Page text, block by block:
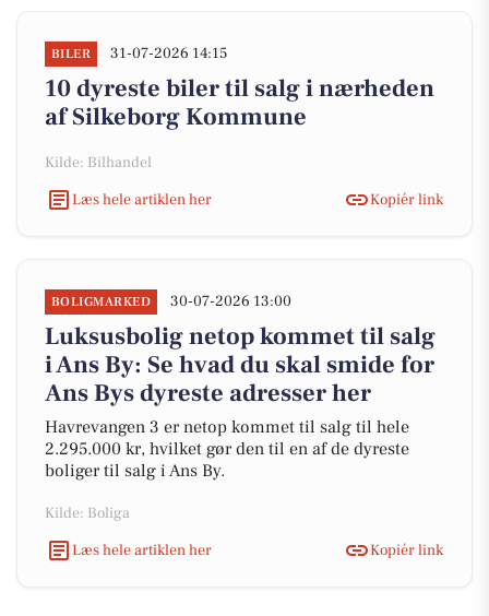
BILER 31-07-2026 14:15
10 dyreste biler til salg i nærheden
af Silkeborg Kommune
Kilde: Bilhandel
Læs hele artiklen her
Kopiér link
BOLIGMARKED 30-07-2026 13:00
Luksusbolig netop kommet til salg
i Ans By: Se hvad du skal smide for
Ans Bys dyreste adresser her
Havrevangen 3 er netop kommet til salg til hele
2.295.000 kr, hvilket gør den til en af de dyreste
boliger til salg i Ans By.
Kilde: Boliga
Læs hele artiklen her
Kopiér link